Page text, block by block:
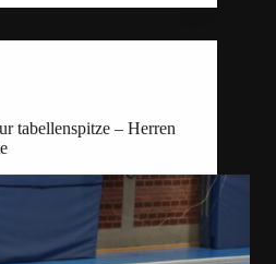
tabellenspitze – Herren